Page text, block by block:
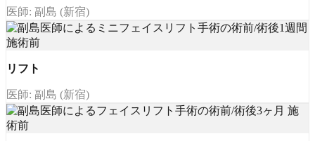
医師: 副島 (新宿)
リフト
医師: 副島 (新宿)